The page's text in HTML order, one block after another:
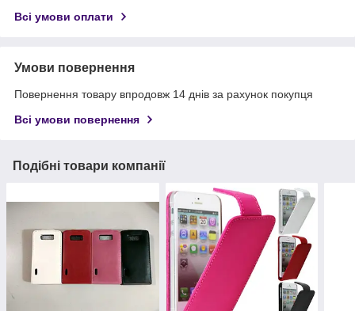
Всі умови оплати
Умови повернення
Повернення товару впродовж 14 днів за рахунок покупця
Всі умови повернення
Подібні товари компанії